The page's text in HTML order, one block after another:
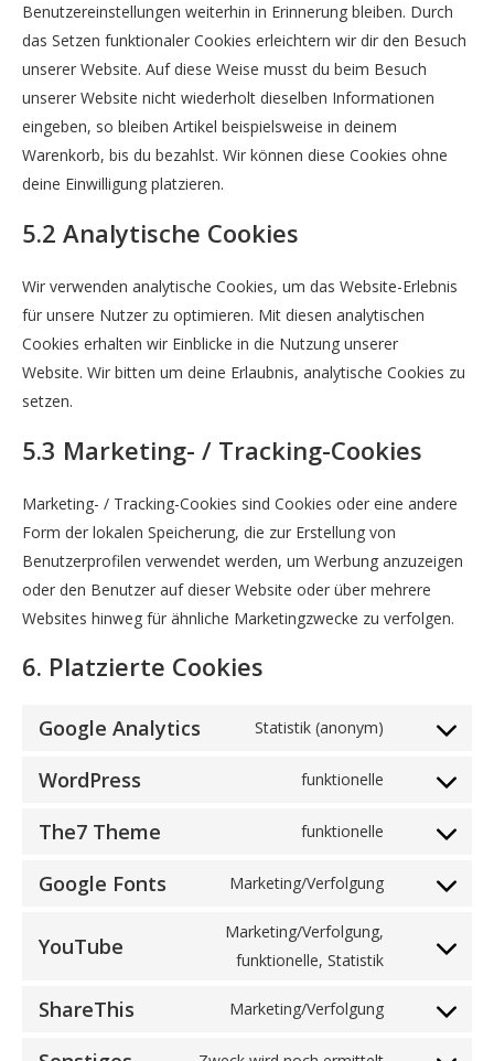
Benutzereinstellungen weiterhin in Erinnerung bleiben. Durch
das Setzen funktionaler Cookies erleichtern wir dir den Besuch
unserer Website. Auf diese Weise musst du beim Besuch
unserer Website nicht wiederholt dieselben Informationen
eingeben, so bleiben Artikel beispielsweise in deinem
Warenkorb, bis du bezahlst. Wir können diese Cookies ohne
deine Einwilligung platzieren.
5.2 Analytische Cookies
Wir verwenden analytische Cookies, um das Website-Erlebnis
für unsere Nutzer zu optimieren. Mit diesen analytischen
Cookies erhalten wir Einblicke in die Nutzung unserer
Website. Wir bitten um deine Erlaubnis, analytische Cookies zu
setzen.
5.3 Marketing- / Tracking-Cookies
Marketing- / Tracking-Cookies sind Cookies oder eine andere
Form der lokalen Speicherung, die zur Erstellung von
Benutzerprofilen verwendet werden, um Werbung anzuzeigen
oder den Benutzer auf dieser Website oder über mehrere
Websites hinweg für ähnliche Marketingzwecke zu verfolgen.
6. Platzierte Cookies
Google Analytics Statistik (anonym)
Consent
google-
WordPress funktionelle
Consent
wordpress
The7 Theme funktionelle
Consent
theme
Google Fonts Marketing/Verfolgung
Consent
service
YouTube
Marketing/Verfolgung,
funktionelle, Statistik
Consent
service
ShareThis Marketing/Verfolgung
Consent